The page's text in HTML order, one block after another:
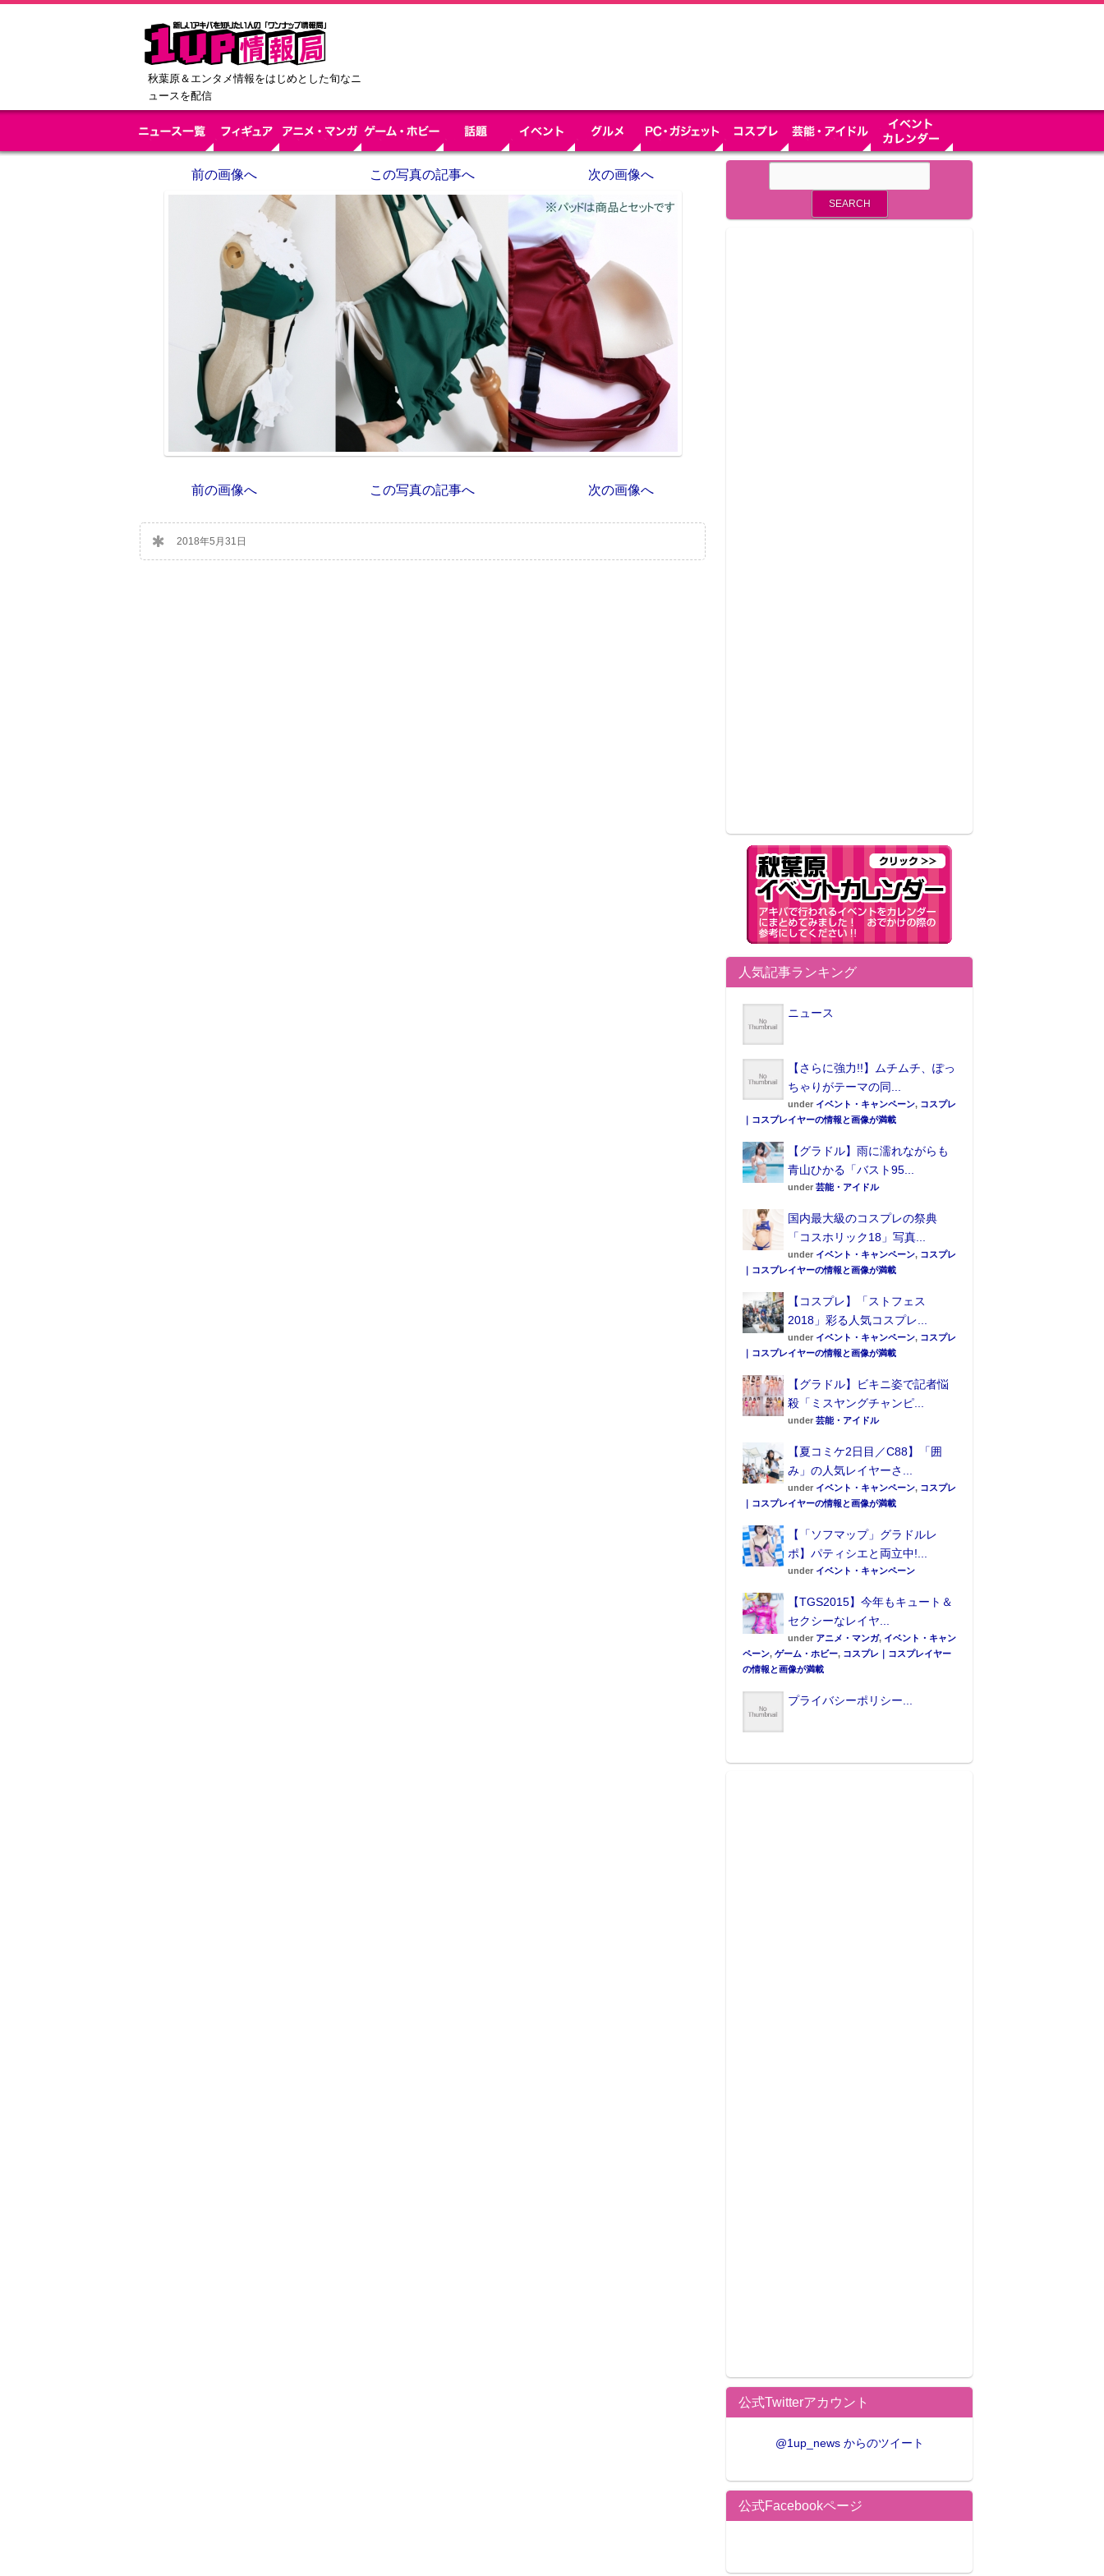
秋葉原＆エンタメ情報をはじめとした旬なニ
ュースを配信
前の画像へ この写真の記事へ 次の画像へ
前の画像へ この写真の記事へ 次の画像へ
2018年5月31日
人気記事ランキング
ニュース
【さらに強力!!】ムチムチ、ぽっ
ちゃりがテーマの同...
under イベント・キャンペーン, コスプレ
｜コスプレイヤーの情報と画像が満載
【グラドル】雨に濡れながらも
青山ひかる「バスト95...
under 芸能・アイドル
国内最大級のコスプレの祭典
「コスホリック18」写真...
under イベント・キャンペーン, コスプレ
｜コスプレイヤーの情報と画像が満載
【コスプレ】「ストフェス
2018」彩る人気コスプレ...
under イベント・キャンペーン, コスプレ
｜コスプレイヤーの情報と画像が満載
【グラドル】ビキニ姿で記者悩
殺「ミスヤングチャンピ...
under 芸能・アイドル
【夏コミケ2日目／C88】「囲
み」の人気レイヤーさ...
under イベント・キャンペーン, コスプレ
｜コスプレイヤーの情報と画像が満載
【「ソフマップ」グラドルレ
ポ】パティシエと両立中!...
under イベント・キャンペーン
【TGS2015】今年もキュート＆
セクシーなレイヤ...
under アニメ・マンガ, イベント・キャン
ペーン, ゲーム・ホビー, コスプレ｜コスプレイヤー
の情報と画像が満載
プライバシーポリシー...
公式Twitterアカウント
@1up_news からのツイート
公式Facebookページ